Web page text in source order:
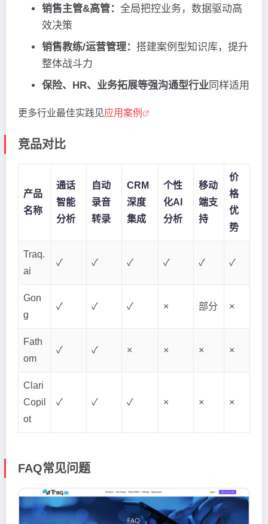
销售主管&高管： 全局把控业务，数据驱动高
效决策
销售教练/运营管理： 搭建案例型知识库，提升
整体战斗力
保险、HR、业务拓展等强沟通型行业同样适用
更多行业最佳实践见应用案例
竞品对比
产品
名称
通话
智能
分析
自动
录音
转录
CRM
深度
集成
个性
化AI
分析
移动
端支
持
价
格
优
势
Traq.
ai
✓ ✓ ✓ ✓ ✓ ✓
Gon
g
✓ ✓ ✓ × 部分 ×
Fath
om
✓ ✓ × × × ×
Clari
Copil
ot
✓ ✓ ✓ × × ×
FAQ常见问题